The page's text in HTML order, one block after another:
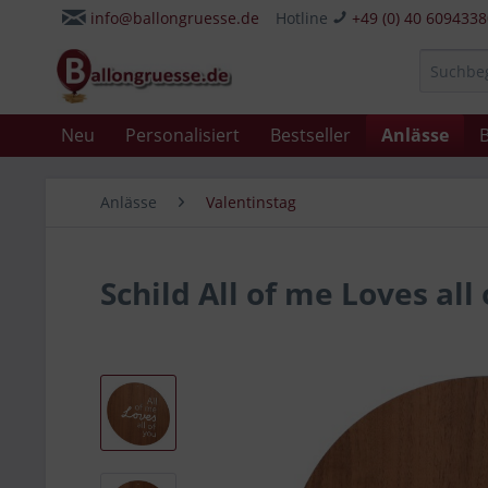
info@ballongruesse.de Hotline +49 (0) 40
Neu Personalisiert Bestseller Anlässe
Anlässe Valentinstag
Schild All of me Loves